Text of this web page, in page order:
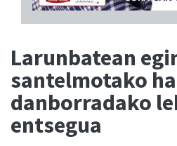
Larunbatean
santelmotako
danborradako
entsegua